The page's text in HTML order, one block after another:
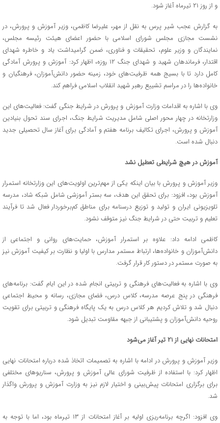
و از روز ۲۱ تیرماه آغاز شود.
به گزارش عجب شیر پرس به نقل از مهر، علیرضا کاظمی، وزیر آموزش و پرورش، در
نشست مجازی مجلس شورای اسلامی با حضور اعضای هیئت رئیسه مجلس،
نمایندگان و وزیر علوم، تحقیقات و فناوری، ضمن گرامیداشت یاد و خاطره شهدای
اقتدار، فرماندهان شهید و شهدای جنگ ۱۲ روزه، اظهار کرد: آموزش و پرورش آمادگی
کامل دارد تا با بسیج همه ظرفیت‌های خود، زمینه حضور دانش‌آموزان، فرهنگیان و
خانواده‌ها را در مراسم تشییع رهبر شهید انقلاب اسلامی فراهم کند.
وی با اشاره به اقدامات وزارت آموزش و پرورش در شرایط جنگی گفت: فعالیت‌های این
وزارتخانه در چهار محور اصلی شامل مدیریت شرایط جنگ، اجرای سند تحول بنیادین
آموزش و پرورش، اجرای تکالیف برنامه هفتم و آمادگی برای آغاز سال تحصیلی جدید
دنبال شده است.
آموزش در هیچ شرایطی تعطیل نشد
وزیر آموزش و پرورش با بیان اینکه یکی از مهم‌ترین اولویت‌های این وزارتخانه استمرار
آموزش بود، افزود: برای تحقق این هدف، سه بستر آموزشی شامل شبکه شاد، مدرسه
تلویزیونی ایران و تولید و توزیع درسنامه برای مناطق کم‌برخوردار فعال شد تا فرآیند
تعلیم و تربیت حتی در شرایط جنگ نیز متوقف نشود.
کاظمی ادامه داد: علاوه بر استمرار آموزش، حمایت‌های روانی و اجتماعی از
دانش‌آموزان و خانواده‌ها، ارتباط مستمر مدارس با اولیا و نظارت بر کیفیت آموزش نیز
به صورت مستمر در دستور کار قرار گرفت.
وی با اشاره به فعالیت‌های فرهنگی و تربیتی انجام شده در این ایام گفت: برنامه‌های
فرهنگی در پنج عرصه مدرسه، کلاس درس، فضای مجازی، رسانه و محیط اجتماعی
دنبال شد و تلاش کردیم هر کلاس درس به یک پایگاه فرهنگی و تربیتی برای تقویت
روحیه دانش‌آموزان و پشتیبانی از جبهه مقاومت تبدیل شود.
امتحانات نهایی از ۲۱ تیر آغاز می‌شود
وزیر آموزش و پرورش در ادامه با اشاره به تصمیمات اتخاذ شده درباره امتحانات نهایی
اظهار کرد: با استفاده از ظرفیت شورای عالی آموزش و پرورش، سناریوهای مختلفی
برای برگزاری امتحانات پیش‌بینی و اختیار لازم نیز به وزارت آموزش و پرورش واگذار
شد.
وی افزود: اگرچه برنامه‌ریزی اولیه بر آغاز امتحانات از ۱۳ تیرماه بود، اما با توجه به